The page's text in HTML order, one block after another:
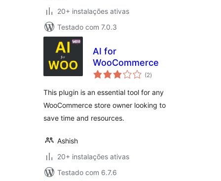
20+ instalações ativas
Testado com 7.0.3
AI for
WooCommerce
(2avaliações
totais
)
This plugin is an essential tool for any
WooCommerce store owner looking to
save time and resources.
Ashish
20+ instalações ativas
Testado com 6.7.6